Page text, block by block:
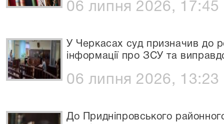
06 липня 2026, 17:45
У Черкасах суд призначив до
інформації про ЗСУ та
06 липня 2026, 13:23
До Придніпровського